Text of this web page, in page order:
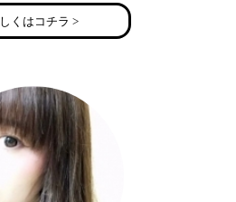
nananaha30/
くはコチラ >